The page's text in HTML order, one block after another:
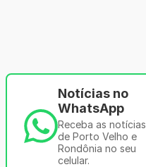
Notícias no
WhatsApp
Receba as notícias
de Porto Velho e
Rondônia no seu
celular.